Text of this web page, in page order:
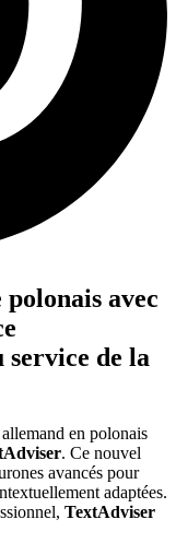
avec
de la
en polonais
. Ce nouvel
avancés pour
adaptées.
TextAdviser